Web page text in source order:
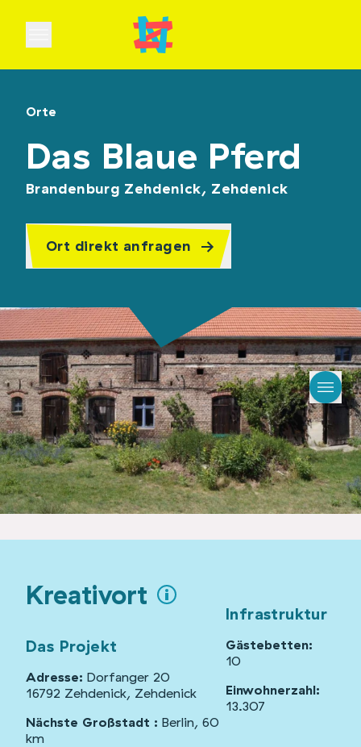
Open main menu
Orte
Das Blaue Pferd
Brandenburg Zehdenick, Zehdenick
Ort direkt anfragen
Kreativort
Das Projekt
Adresse: Dorfanger 20
16792 Zehdenick, Zehdenick
Nächste Großstadt : Berlin, 60
km
Infrastruktur
Gästebetten:
10
Einwohnerzahl:
13.307